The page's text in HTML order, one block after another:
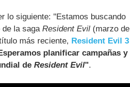
lo siguiente: "Estamos buscando
la saga Resident Evil (marzo de
más reciente, Resident Evil 3
planificar campañas y
de Resident Evil".